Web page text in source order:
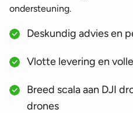
ondersteuning.
Deskundig advies en
Vlotte levering en
Breed scala aan DJI
drones